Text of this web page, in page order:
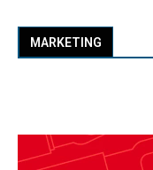
MARKETING